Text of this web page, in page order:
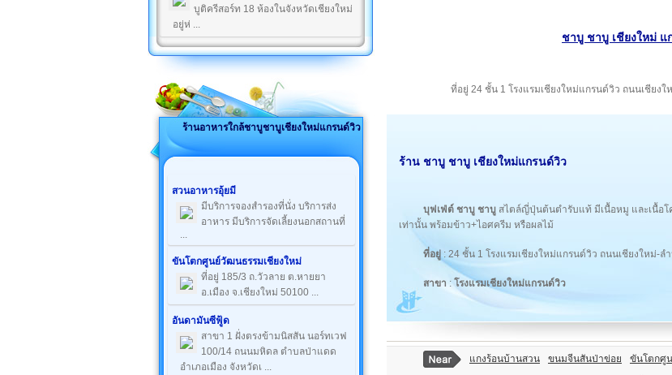
บูติครีสอร์ท 18 ห้องในจังหวัดเชียงใหม่
อยู่ห่ ...
ร้านอาหารใกล้ชาบูชาบูเชียงใหม่แกรนด์วิว
สวนอาหารอุ้ยมี
มีบริการจองสำรองที่นั่ง บริการส่ง
อาหาร มีบริการจัดเลี้ยงนอกสถานที่
...
ขันโตกศูนย์วัฒนธรรมเชียงใหม่
ที่อยู่ 185/3 ถ.วัวลาย ต.หายยา
อ.เมือง จ.เชียงใหม่ 50100 ...
อันดามันซีฟู้ด
สาขา 1 ฝั่งตรงข้ามนิสสัน นอร์ทเวฟ
100/14 ถนนมหิดล ตำบลป่าแดด
อำเภอเมือง จังหวัดเ ...
ชาบู ชาบู เชียงใหม่ แ
ที่อยู่ 24 ชั้น 1 โรงแรมเชียงใหม่แกรนด์วิว ถนนเชียงใ
ร้าน ชาบู ชาบู เชียงใหม่แกรนด์วิว
บุฟเฟ่ต์ ชาบู ชาบู สไตล์ญี่ปุ่นต้นตำรับแท้ มีเนื้อหมู และเนื้อโ
เท่านั้น พร้อมข้าว+ไอศครีม หรือผลไม้
ที่อยู่ : 24 ชั้น 1 โรงแรมเชียงใหม่แกรนด์วิว ถนนเชียงใหม่-ล
สาขา :โรงแรมเชียงใหม่แกรนด์วิว
แกงร้อนบ้านสวน ขนมจีนสันป่าข่อย ขันโตกศู